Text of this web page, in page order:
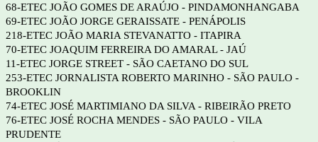
68-ETEC JOÃO GOMES DE ARAÚJO - PINDAMONHANGABA
69-ETEC JOÃO JORGE GERAISSATE - PENÁPOLIS
218-ETEC JOÃO MARIA STEVANATTO - ITAPIRA
70-ETEC JOAQUIM FERREIRA DO AMARAL - JAÚ
11-ETEC JORGE STREET - SÃO CAETANO DO SUL
253-ETEC JORNALISTA ROBERTO MARINHO - SÃO PAULO -
BROOKLIN
74-ETEC JOSÉ MARTIMIANO DA SILVA - RIBEIRÃO PRETO
76-ETEC JOSÉ ROCHA MENDES - SÃO PAULO - VILA
PRUDENTE